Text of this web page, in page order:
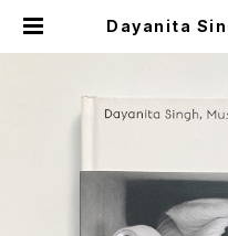
Dayanita